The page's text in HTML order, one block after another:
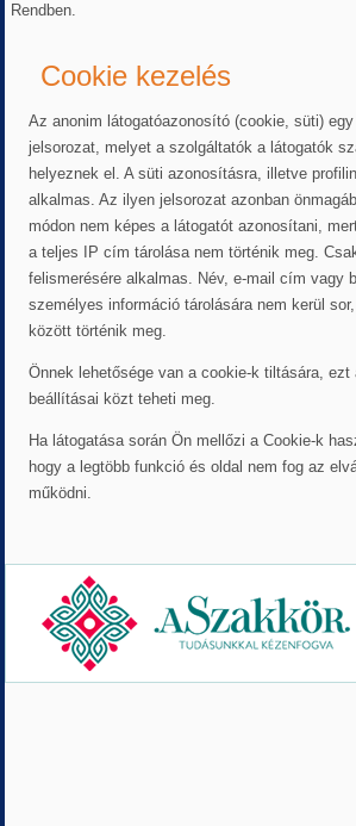
Rendben.
Cookie kezelés
Az anonim látogatóazonosító (cookie, süti)
jelsorozat, melyet a szolgáltatók a látogatók
helyeznek el. A süti azonosításra, illetve
alkalmas. Az ilyen jelsorozat azonban
módon nem képes a látogatót azonosítani,
a teljes IP cím tárolása nem történik meg.
felismerésére alkalmas. Név, e-mail cím vagy
személyes információ tárolására nem kerül
között történik meg.
Önnek lehetősége van a cookie-k tiltására, ezt
beállításai közt teheti meg.
Ha látogatása során Ön mellőzi a Cookie-k
hogy a legtöbb funkció és oldal nem fog az
működni.